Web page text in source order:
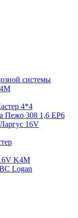
системы
4*4
Пежо 308 1,6 EP6
16V
K4M
Logan